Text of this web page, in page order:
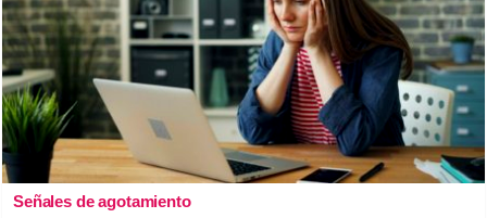
Señales de agotamiento